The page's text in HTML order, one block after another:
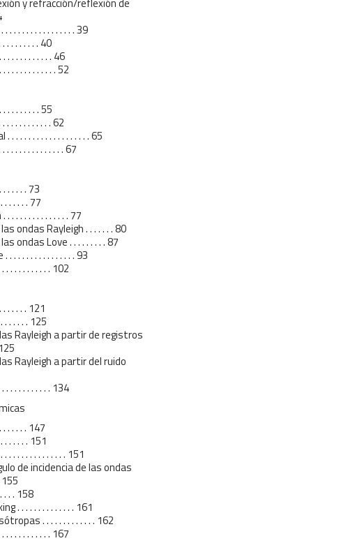
y refracción/reflexión de
. . . . . . . . . . . . . . 39
. . . . . . . . 40
. . . . . . . . . . 46
. . . . . . . . . . . 52
. . . . . . . . 55
. . . . . . . . . . 62
. . . . . . . . . . . . . . . . . 65
. . . . . . . . . . . . 67
. . . . . 73
. . . . . . 77
. . . . . . . . . . . . . 77
ondas Rayleigh . . . . . . . 80
ondas Love . . . . . . . . . 87
. . . . . . . . . . . . . . 93
. . . . . . . . . . 102
. . . . . 121
. . . . . . 125
Rayleigh a partir de registros
Rayleigh a partir del ruido
. . . . . . . . . . 134
. . . . . . 147
. . . . . . 151
. . . . . . . . . . . . 151
de incidencia de las ondas
155
. . . 158
. . . . . . . . . . . . . . 161
. . . . . . . . . . . . . 162
. . . . . . . . . . 167